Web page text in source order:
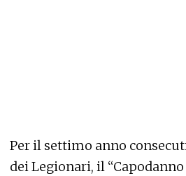
Per il settimo anno
dei Legionari, il